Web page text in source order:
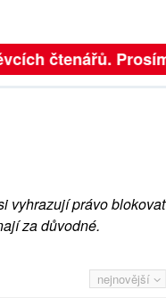
čtenářů.
vyhrazují právo
za důvodné.
nejnovější